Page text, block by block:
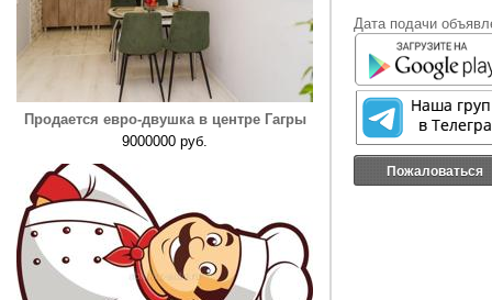
Продается евро-двушка в центре Гагры
9000000 руб.
Дата подачи
Пожаловаться